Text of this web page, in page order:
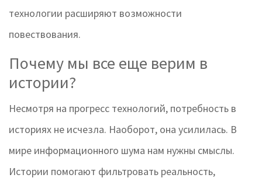
технологии расширяют возможности
повествования.
Почему мы все еще верим в
истории?
Несмотря на прогресс технологий, потребность в
историях не исчезла. Наоборот, она усилилась. В
мире информационного шума нам нужны смыслы.
Истории помогают фильтровать реальность,